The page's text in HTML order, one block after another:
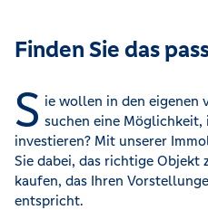
Finden Sie das
S ie wollen in den eigenen
suchen eine Möglichkeit,
investieren? Mit unserer
Sie dabei, das richtige Objekt
kaufen, das Ihren
entspricht.